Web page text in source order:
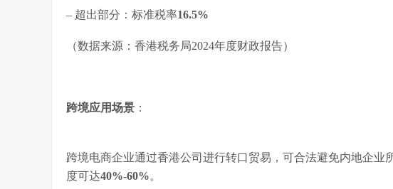
– 超出部分：标准税率16.5%
（数据来源：香港税务局2024年度财政报告）
跨境应用场景 ：
跨境电商企业通过香港公司进行转口贸易，可合法避免内地企业
度可达40%-60%。